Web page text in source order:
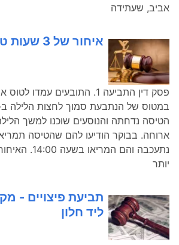
אביב, שעתידה
איחור של 3 שעות טיסה - פיצויים
פסק דין התביעה 1. התובעים
הטיסה נדחתה והנוסעים שוכנו למשך
נתעכבה והם
יותר
תביעת פיצויים -
ליד חלון